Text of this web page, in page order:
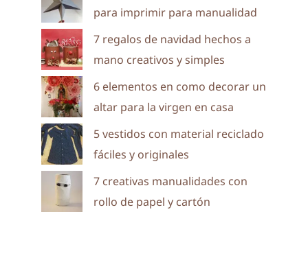
para imprimir para manualidad
7 regalos de navidad hechos a
mano creativos y simples
6 elementos en como decorar un
altar para la virgen en casa
5 vestidos con material reciclado
fáciles y originales
7 creativas manualidades con
rollo de papel y cartón